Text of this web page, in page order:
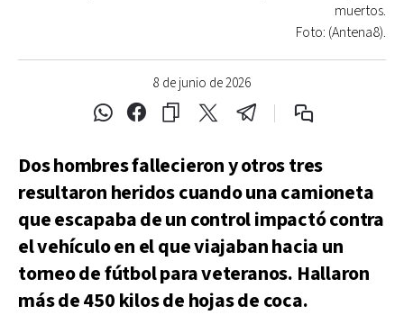
8 de junio de 2026
muertos.
Foto: (Antena8).
Dos hombres fallecieron y otros tres
resultaron heridos cuando una camioneta
que escapaba de un control impactó contra
el vehículo en el que viajaban hacia un
torneo de fútbol para veteranos. Hallaron
más de 450 kilos de hojas de coca.